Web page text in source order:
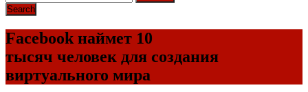
Facebook наймет 10
тысяч человек для создания
виртуального мира